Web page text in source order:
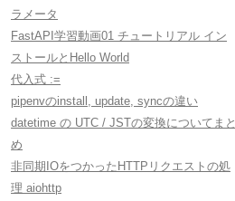
ラメータ
FastAPI学習動画01 チュートリアル イン
ストールとHello World
代入式 :=
pipenvのinstall, update, syncの違い
datetime の UTC / JSTの変換についてまと
め
非同期IOをつかったHTTPリクエストの処
理 aiohttp